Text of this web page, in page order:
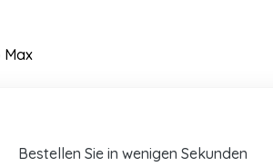
Max
Bestellen Sie in wenigen Sekunden